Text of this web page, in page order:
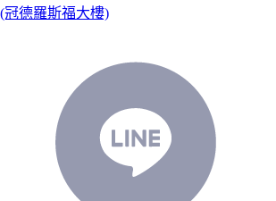
(冠德羅斯福大樓)